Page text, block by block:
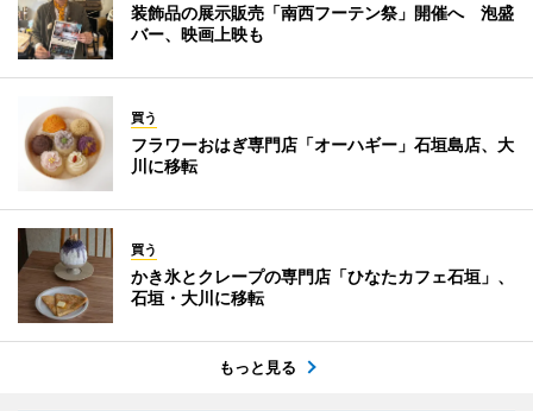
装飾品の展示販売「南西フーテン祭」開催へ 泡盛
バー、映画上映も
買う
フラワーおはぎ専門店「オーハギー」石垣島店、大
川に移転
買う
かき氷とクレープの専門店「ひなたカフェ石垣」、
石垣・大川に移転
もっと見る